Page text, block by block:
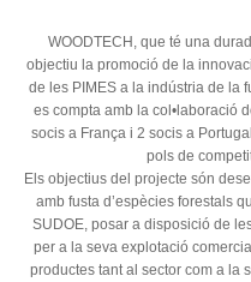
WOODTECH, que té una
objectiu la promoció de la
de les PIMES a la indústria de la
es compta amb la col•laboració
socis a França i 2 socis a
pols de
Els objectius del projecte són
amb fusta d’espècies forestals
SUDOE, posar a disposició de
per a la seva explotació
productes tant al sector com a la